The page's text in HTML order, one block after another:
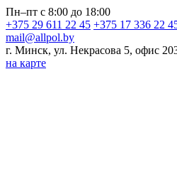
Пн–пт с 8:00 до 18:00
+375 29 611 22 45 +375 17 336 22
mail@allpol.by
г. Минск, ул. Некрасова 5, офис
на карте